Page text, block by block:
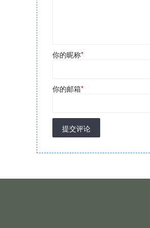
你的昵称*
你的邮箱*
提交评论